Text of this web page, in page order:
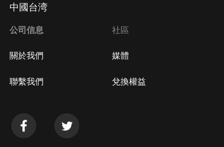
中國台湾
公司信息
關於我們
聯繫我們
社區
媒體
兌換權益